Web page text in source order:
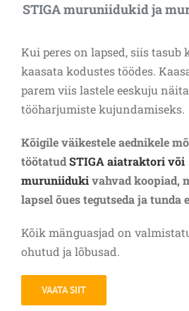
STIGA muruniidukid ja
Kui peres on lapsed, siis
kaasata kodustes töödes.
parem viis lastele eeskuju
tööharjumiste kujundamiseks.
Kõigile väikestele aednikele
töötatudSTIGA aiatraktori või
muruniidukivahvad koopiad,
lapsel õues tegutseda ja tunda
Kõik mänguasjad on
ohutud ja lõbusad.
VAATA SIIT